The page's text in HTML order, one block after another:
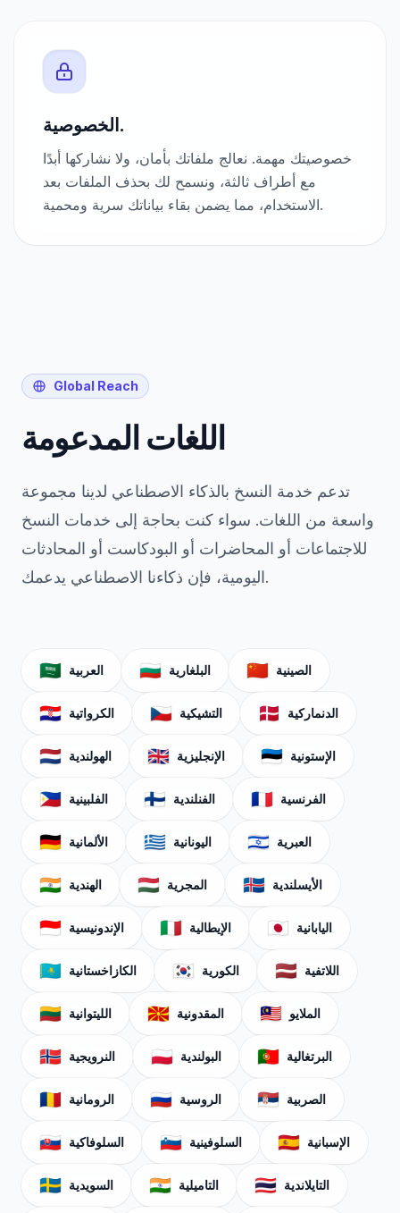
الخصوصية.
خصوصيتك مهمة. نعالج ملفاتك بأمان، ولا نشاركها أبدًا
مع أطراف ثالثة، ونسمح لك بحذف الملفات بعد
الاستخدام، مما يضمن بقاء بياناتك سرية ومحمية.
Global Reach
اللغات المدعومة
تدعم خدمة النسخ بالذكاء الاصطناعي لدينا مجموعة
واسعة من اللغات. سواء كنت بحاجة إلى خدمات النسخ
للاجتماعات أو المحاضرات أو البودكاست أو المحادثات
اليومية، فإن ذكاءنا الاصطناعي يدعمك.
🇸🇦 العربية 🇧🇬 البلغارية 🇨🇳 الصينية
🇭🇷 الكرواتية 🇨🇿 التشيكية 🇩🇰 الدنماركية
🇳🇱 الهولندية 🇬🇧 الإنجليزية 🇪🇪 الإستونية
🇵🇭 الفلبينية 🇫🇮 الفنلندية 🇫🇷 الفرنسية
🇩🇪 الألمانية 🇬🇷 اليونانية 🇮🇱 العبرية
🇮🇳 الهندية 🇭🇺 المجرية 🇮🇸 الأيسلندية
🇮🇩 الإندونيسية 🇮🇹 الإيطالية 🇯🇵 اليابانية
🇰🇿 الكازاخستانية 🇰🇷 الكورية 🇱🇻 اللاتفية
🇱🇹 الليتوانية 🇲🇰 المقدونية 🇲🇾 الملايو
🇳🇴 النرويجية 🇵🇱 البولندية 🇵🇹 البرتغالية
🇷🇴 الرومانية 🇷🇺 الروسية 🇷🇸 الصربية
🇸🇰 السلوفاكية 🇸🇮 السلوفينية 🇪🇸 الإسبانية
🇸🇪 السويدية 🇮🇳 التاميلية 🇹🇭 التايلاندية